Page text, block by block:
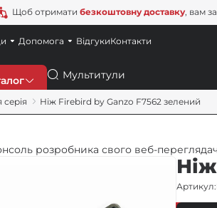
Щоб отримати безкоштовну доставку, вам
Пошук
Допомога ВідгукиКонтакти
Ніж Firebird by Ganzo F7562 зелений
розробника свого веб-
Артикул: